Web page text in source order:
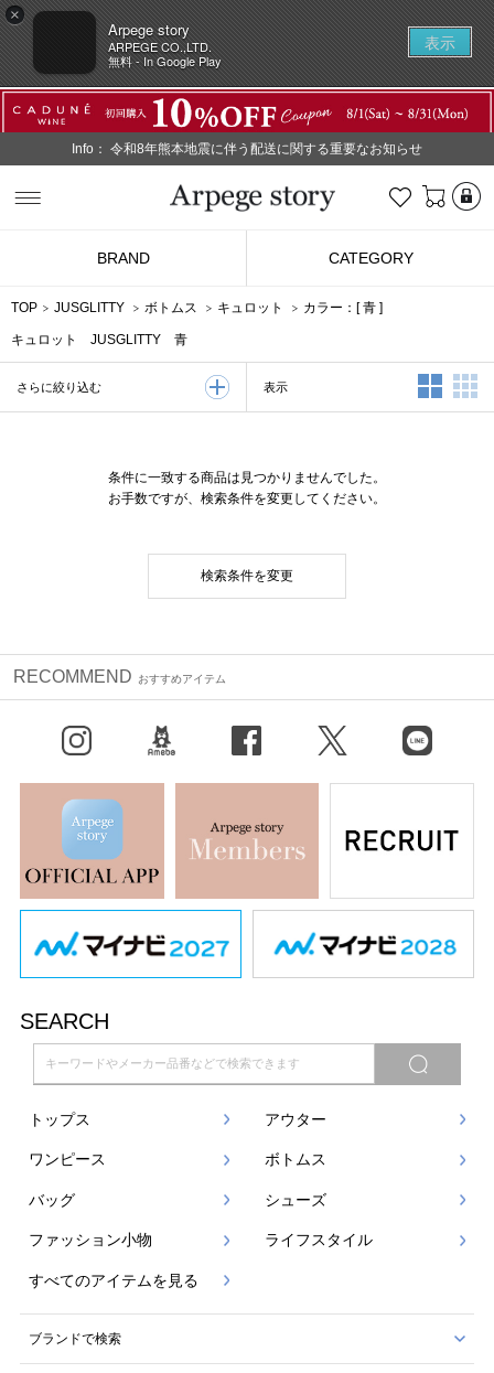
×
Arpege story
ARPEGE CO.,LTD.
無料 - In Google Play
表示
Info： 令和8年熊本地震に伴う配送に関する重要なお知らせ
お気に入り
BRAND CATEGORY
TOP JUSGLITTY ボトムス キュロット カラー：[青 ]
キュロット JUSGLITTY 青
さらに絞り込む 表示 2列表示
条件に一致する商品は見つかりませんでした。
お手数ですが、検索条件を変更してください。
検索条件を変更
RECOMMEND おすすめアイテム
X（旧Twitter） LINE
SEARCH
トップス アウター
ワンピース ボトムス
バッグ シューズ
ファッション小物 ライフスタイル
すべてのアイテムを見る
ブランドで検索